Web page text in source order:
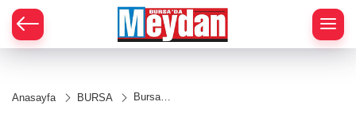
Anasayfa BURSA
Bursa